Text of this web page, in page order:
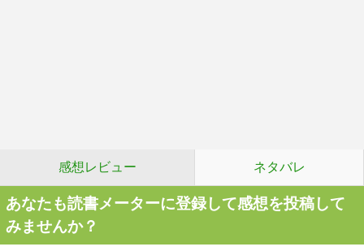
感想レビュー ネタバレ
あなたも読書メーターに登録して感想を投稿して
みませんか？